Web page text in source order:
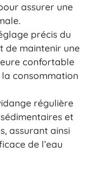
assurer une
précis du
de maintenir une
confortable
consommation
régulière
et
assurant ainsi
de l’eau